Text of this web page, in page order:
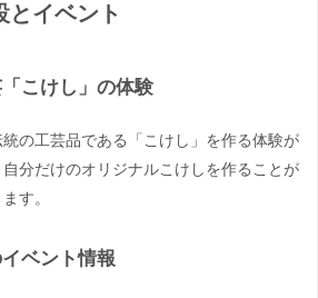
とイベント
こけし」の体験
の工芸品である「こけし」を作る体験が
分だけのオリジナルこけしを作ることが
す。
ベント情報